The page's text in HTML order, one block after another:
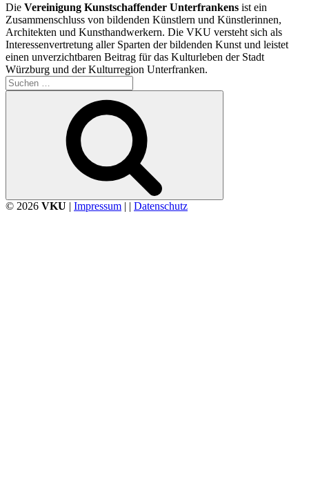
Die Vereinigung Kunstschaffender Unterfrankens ist ein
Zusammenschluss von bildenden Künstlern und Künstlerinnen,
Architekten und Kunsthandwerkern. Die VKU versteht sich als
Interessenvertretung aller Sparten der bildenden Kunst und leistet
einen unverzichtbaren Beitrag für das Kulturleben der Stadt
Würzburg und der Kulturregion Unterfranken.
Suchen
nach:
© 2026 VKU | Impressum | | Datenschutz